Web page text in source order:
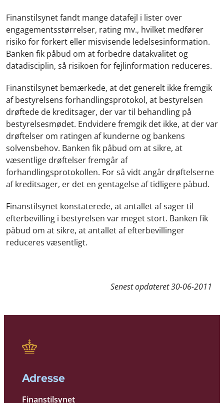
Finanstilsynet fandt mange datafejl i lister over
engagementsstørrelser, rating mv., hvilket medfører
risiko for forkert eller misvisende ledelsesinformation.
Banken fik påbud om at forbedre datakvalitet og
datadisciplin, så risikoen for fejlinformation reduceres.
Finanstilsynet bemærkede, at det generelt ikke fremgik
af bestyrelsens forhandlingsprotokol, at bestyrelsen
drøftede de kreditsager, der var til behandling på
bestyrelsesmødet. Endvidere fremgik det ikke, at der var
drøftelser om ratingen af kunderne og bankens
solvensbehov. Banken fik påbud om at sikre, at
væsentlige drøftelser fremgår af
forhandlingsprotokollen. For så vidt angår drøftelserne
af kreditsager, er det en gentagelse af tidligere påbud.
Finanstilsynet konstaterede, at antallet af sager til
efterbevilling i bestyrelsen var meget stort. Banken fik
påbud om at sikre, at antallet af efterbevillinger
reduceres væsentligt.
Senest opdateret30-06-2011
Adresse
Finanstilsynet